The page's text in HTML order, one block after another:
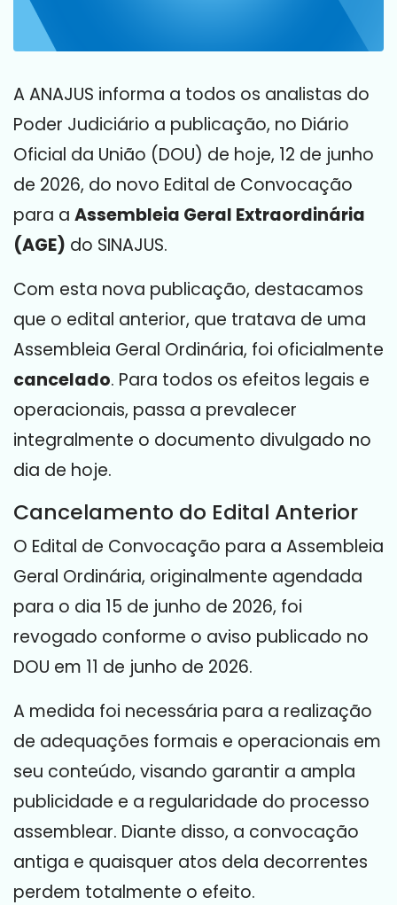
A ANAJUS informa a todos os analistas do
Poder Judiciário a publicação, no Diário
Oficial da União (DOU) de hoje, 12 de junho
de 2026, do novo Edital de Convocação
para a Assembleia Geral Extraordinária
(AGE) do SINAJUS.
Com esta nova publicação, destacamos
que o edital anterior, que tratava de uma
Assembleia Geral Ordinária, foi oficialmente
cancelado. Para todos os efeitos legais e
operacionais, passa a prevalecer
integralmente o documento divulgado no
dia de hoje.
Cancelamento do Edital Anterior
O Edital de Convocação para a Assembleia
Geral Ordinária, originalmente agendada
para o dia 15 de junho de 2026, foi
revogado conforme o aviso publicado no
DOU em 11 de junho de 2026.
A medida foi necessária para a realização
de adequações formais e operacionais em
seu conteúdo, visando garantir a ampla
publicidade e a regularidade do processo
assemblear. Diante disso, a convocação
antiga e quaisquer atos dela decorrentes
perdem totalmente o efeito.